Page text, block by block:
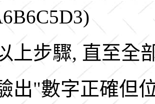
上步驟, 直至全
出"數字正確但